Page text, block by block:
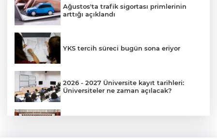
Ağustos'ta trafik sigortası primlerinin
arttığı açıklandı
YKS tercih süreci bugün sona eriyor
2026 - 2027 Üniversite kayıt tarihleri:
Üniversiteler ne zaman açılacak?